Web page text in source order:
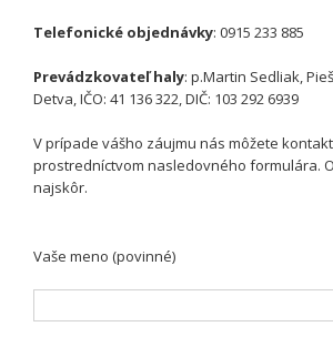
Telefonické objednávky: 0915 233 885
Prevádzkovateľ haly: p.Martin Sedliak,
Detva, IČO: 41 136 322, DIČ: 103 292 6939
V prípade vášho záujmu nás môžete
prostredníctvom nasledovného formulára.
najskôr.
Vaše meno (povinné)